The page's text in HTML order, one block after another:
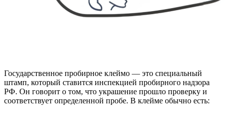
Государственное пробирное клеймо — это специальный
штамп, который ставится инспекцией пробирного надзора
РФ. Он говорит о том, что украшение прошло проверку и
соответствует определенной пробе. В клейме обычно есть: